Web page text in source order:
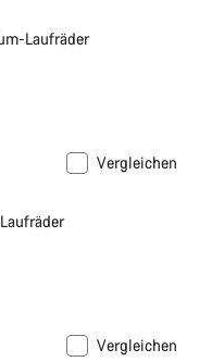
Laufräder
Vergleichen
Vergleichen